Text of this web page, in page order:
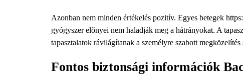
Azonban nem minden értékelés pozitív. Egyes betegek
gyógyszer előnyei nem haladják meg a hátrányokat. A
tapasztalatok rávilágítanak a személyre szabott
Fontos biztonsági információk